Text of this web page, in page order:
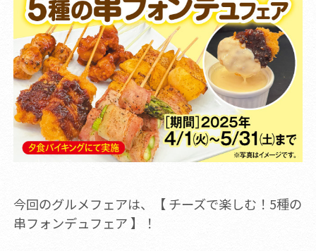
今回のグルメフェアは、【 チーズで楽しむ！5種の
串フォンデュフェア 】！